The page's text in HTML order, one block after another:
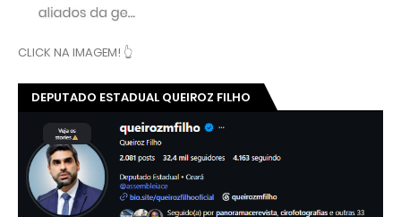
CLICK NA IMAGEM! 👆
DEPUTADO ESTADUAL QUEIROZ FILHO